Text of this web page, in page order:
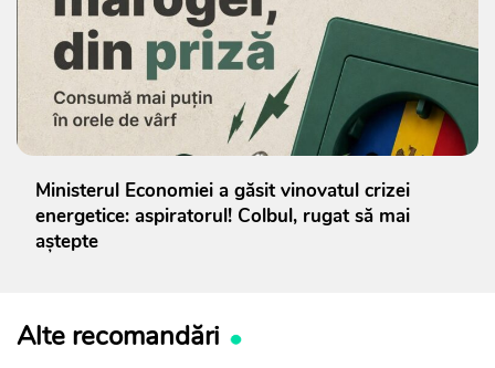
Ministerul Economiei a găsit vinovatul crizei
energetice: aspiratorul! Colbul, rugat să mai
aștepte
Alte recomandări